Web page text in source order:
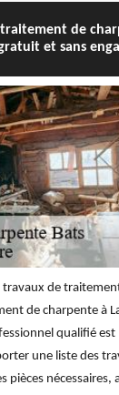
traitement de
et sans
de
de charpente à
qualifié est
une liste des
pièces nécessaires,